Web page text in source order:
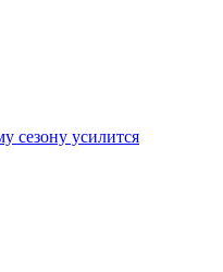
сезону усилится